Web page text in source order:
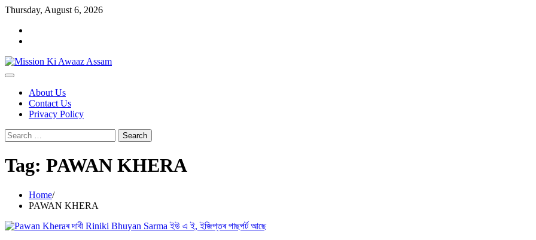
Skip
content
Thursday, August 6, 2026
About Us
Contact Us
Privacy Policy
Search
for:
Tag: PAWAN KHERA
Home
PAWAN KHERA